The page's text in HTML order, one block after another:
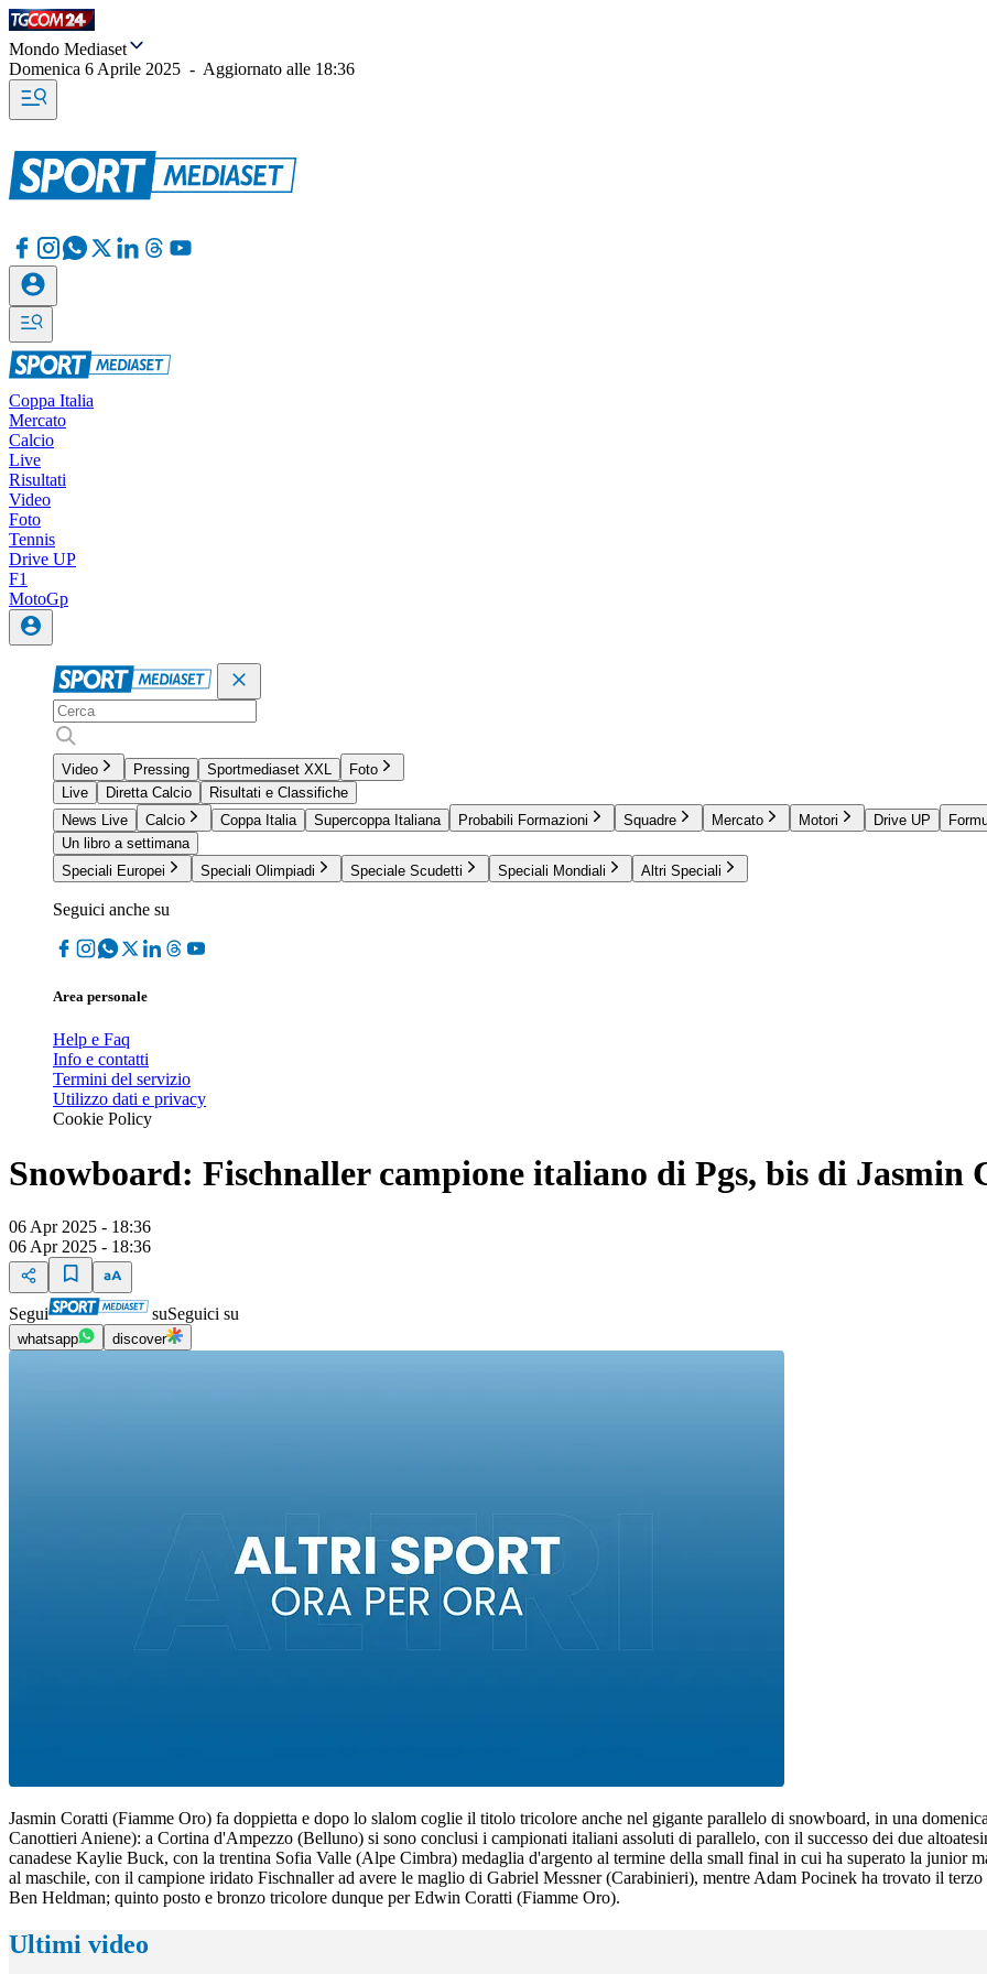
Mondo Mediaset
Domenica 6 Aprile 2025 - Aggiornato alle 18:36
Coppa Italia
Mercato
Calcio
Live
Risultati
Video
Foto
Tennis
Drive UP
F1
MotoGp
Video Pressing Sportmediaset XXL
Foto
Live
Diretta Calcio
Risultati e Classifiche
News Live
Calcio Coppa Italia Supercoppa Italiana Probabili Formazioni Squadre Mercato Motori Drive UP
Un libro a settimana
Speciali Europei
Speciali Olimpiadi Speciale Scudetti Speciali Mondiali Altri Speciali
Seguici anche su
Area personale
Help e Faq
Info e contatti
Termini del servizio
Utilizzo dati e privacy
Cookie Policy
Snowboard: Fischnaller campione italiano di Pgs, bis di Jasmin
06 Apr 2025 - 18:36
06 Apr 2025 - 18:36
Segui suSeguici su
whatsapp discover
Jasmin Coratti (Fiamme Oro) fa doppietta e dopo lo slalom coglie il titolo tricolore anche nel gigante parallelo di snowboard, in una
Canottieri Aniene): a Cortina d'Ampezzo (Belluno) si sono conclusi i campionati italiani assoluti di parallelo, con il successo dei due
canadese Kaylie Buck, con la trentina Sofia Valle (Alpe Cimbra) medaglia d'argento al termine della small final in cui ha superato la junior
al maschile, con il campione iridato Fischnaller ad avere le maglio di Gabriel Messner (Carabinieri), mentre Adam Pocinek ha trovato il
Ben Heldman; quinto posto e bronzo tricolore dunque per Edwin Coratti (Fiamme Oro).
Ultimi video